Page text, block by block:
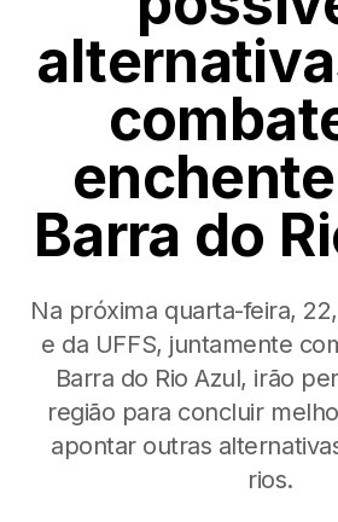
Barra do
Na próxima quarta-feira,
e da UFFS, juntamente
Barra do Rio Azul, irão
região para concluir
apontar outras
rios.